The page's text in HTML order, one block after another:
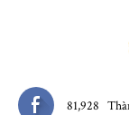
81,928